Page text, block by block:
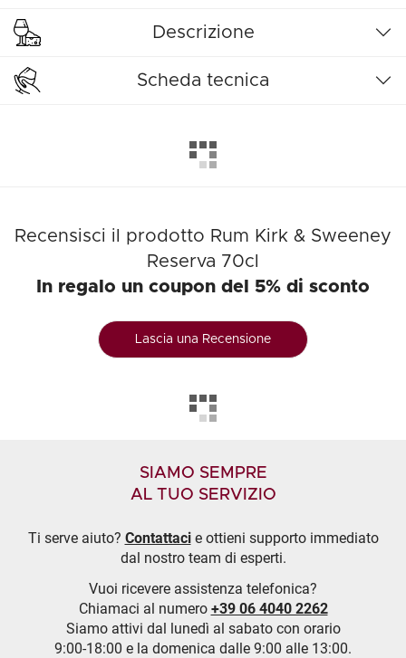
Descrizione
Scheda tecnica
Recensisci il prodotto Rum Kirk & Sweeney
Reserva 70cl
In regalo un coupon del 5% di sconto
Lascia una Recensione
SIAMO SEMPRE
AL TUO SERVIZIO
Ti serve aiuto? Contattacie ottieni supporto immediato
dal nostro team di esperti.
Vuoi ricevere assistenza telefonica?
Chiamaci al numero +39 06 4040 2262
Siamo attivi dal lunedì al sabato con orario
9:00-18:00 e la domenica dalle 9:00 alle 13:00.